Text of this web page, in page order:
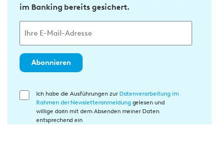
im Banking bereits gesichert.
Abonnieren
E
Ich habe die Ausführungen zur Datenverarbeitung im
Rahmen der Newsletteranmeldunggelesen und
willige darin mit dem Absenden meiner Daten
entsprechend ein